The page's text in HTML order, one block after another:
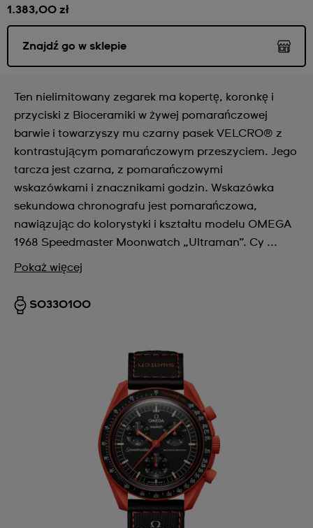
1.383,00 zł
Znajdź go w sklepie
Ten nielimitowany zegarek ma kopertę, koronkę i
przyciski z Bioceramiki w żywej pomarańczowej
barwie i towarzyszy mu czarny pasek VELCRO® z
kontrastującym pomarańczowym przeszyciem. Jego
tarcza jest czarna, z pomarańczowymi
wskazówkami i znacznikami godzin. Wskazówka
sekundowa chronografu jest pomarańczowa,
nawiązując do kolorystyki i kształtu modelu OMEGA
1968 Speedmaster Moonwatch „Ultraman”. Cy ...
Pokaż więcej
SO33O100